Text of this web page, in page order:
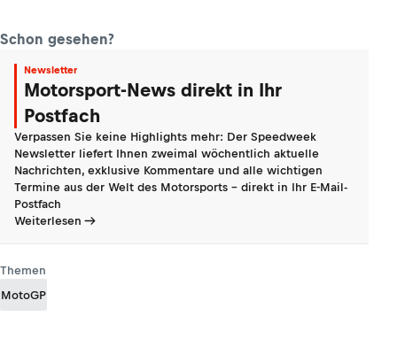
Schon gesehen?
Newsletter
Motorsport-News direkt in Ihr
Postfach
Verpassen Sie keine Highlights mehr: Der Speedweek
Newsletter liefert Ihnen zweimal wöchentlich aktuelle
Nachrichten, exklusive Kommentare und alle wichtigen
Termine aus der Welt des Motorsports - direkt in Ihr E-Mail-
Postfach
Weiterlesen
Themen
MotoGP